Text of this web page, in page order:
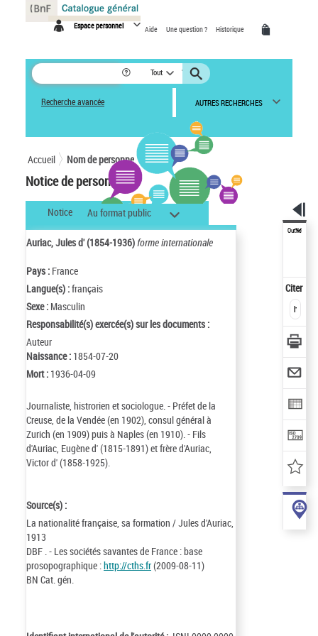
Espace personnel Aide Une question ? Historique
Tout
Recherche avancée AUTRES RECHERCHES
Accueil Nom de personne
Notice de personne
Notice Au format public
Auriac, Jules d' (1854-1936)forme internationale
Pays : France
Langue(s) :français
Sexe : Masculin
Responsabilité(s) exercée(s) sur les documents :
Auteur
Naissance : 1854-07-20
Mort : 1936-04-09
Journaliste, histrorien et sociologue. - Préfet de la
Creuse, de la Vendée (en 1902), consul général à
Zurich (en 1909) puis à Naples (en 1910). - Fils
d'Auriac, Eugène d' (1815-1891) et frère d'Auriac,
Victor d' (1858-1925).
Source(s) :
La nationalité française, sa formation / Jules d'Auriac,
1913
DBF . - Les sociétés savantes de France : base
prosopographique :http://cths.fr(2009-08-11)
BN Cat. gén.
Outils
Citer
Panneau de gestion des cookies